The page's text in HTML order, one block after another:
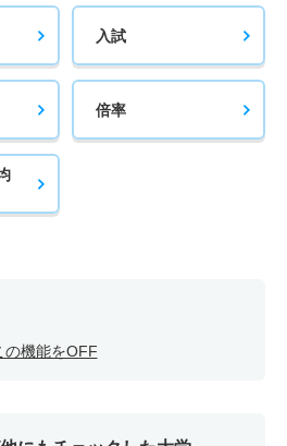
入試
倍率
の機能をOFF